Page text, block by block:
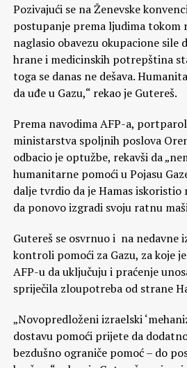
Pozivajući se na Ženevske
postupanje prema ljudima tokom
naglasio obavezu okupacione sile
hrane i medicinskih potrepština
toga se danas ne dešava.
da uđe u Gazu,“ rekao je Gutereš.
Prema navodima AFP-a,
ministarstva spoljnih poslova
odbacio je optužbe, rekavši da
humanitarne pomoći u Pojasu
dalje tvrdio da je Hamas iskoristio
da ponovo izgradi svoju ratnu
Gutereš se osvrnuo i na nedavne
kontroli pomoći za Gazu, za koje
AFP-u da uključuju i praćenje
spriječila zloupotreba od strane
„Novopredloženi izraelski
dostavu pomoći prijete da
bezdušno ograniče pomoć – do